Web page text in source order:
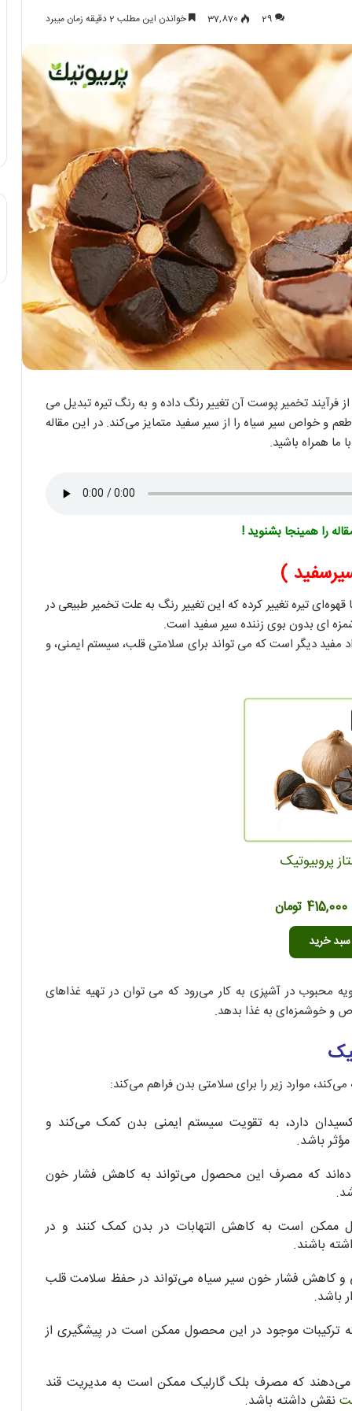
29
37,870 خواندن این مطلب 2 دقیقه زمان میبرد
فرآیند تخمیر پوست آن تغییر رنگ داده و به رنگ تیره تبدیل می
و خواص سیر سیاه را از سیر سفید متمایز می‌کند. در این مقاله
همراه باشید.
را همینجا بشنوید !
)
تیره تغییر کرده که این تغییر رنگ به علت تخمیر طبیعی در
ای بدون بوی زننده سیر سفید است.
دیگر است که می تواند برای سلامتی قلب، سیستم ایمنی، و
پروبیوتیک
قیمت
اصلی
688,000 تومان
415,000 تومانقیمت
خرید
محبوب در آشپزی به کار می‌رود که می توان در تهیه غذاهای
و خوشمزه‌ای به غذا بدهد.
موارد زیر را برای سلامتی بدن فراهم می‌کند:
دارد، به تقویت سیستم ایمنی بدن کمک می‌کند و
باشد.
که مصرف این محصول می‌تواند به کاهش فشار خون
ممکن است به کاهش التهابات در بدن کمک کنند و در
باشند.
کاهش فشار خون سیر سیاه می‌تواند در حفظ سلامت قلب
باشد.
ترکیبات موجود در این محصول ممکن است در پیشگیری از
می‌دهند که مصرف بلک گارلیک ممکن است به مدیریت قند
نقش داشته باشد.